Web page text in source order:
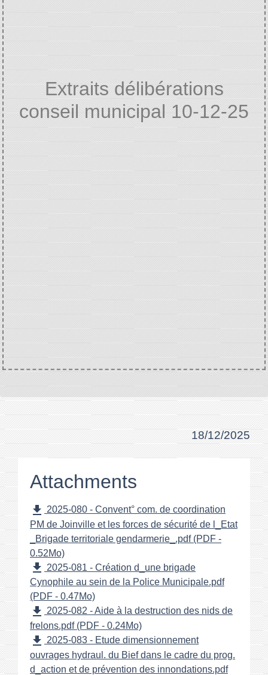
Extraits délibérations
conseil municipal 10-12-25
18/12/2025
Attachments
file_download 2025-080 - Convent° com. de coordination
PM de Joinville et les forces de sécurité de l_Etat
_Brigade territoriale gendarmerie_.pdf (PDF -
0.52Mo)
file_download 2025-081 - Création d_une brigade
Cynophile au sein de la Police Municipale.pdf
(PDF - 0.47Mo)
file_download 2025-082 - Aide à la destruction des nids de
frelons.pdf (PDF - 0.24Mo)
file_download 2025-083 - Etude dimensionnement
ouvrages hydraul. du Bief dans le cadre du prog.
d_action et de prévention des innondations.pdf